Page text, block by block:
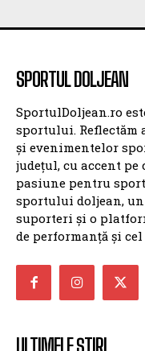
SPORTUL DOLJEAN
SportulDoljean.ro
sportului.
și evenimentelor
județul, cu accent
pasiune pentru
sportului doljean,
suporteri și o
de performanță și cel
ULTIMELE ȘTIRI